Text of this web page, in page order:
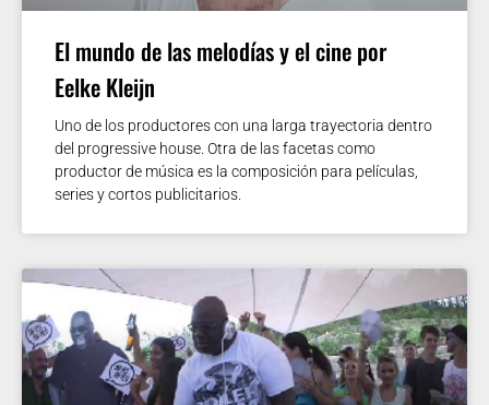
El mundo de las melodías y el cine por
Eelke Kleijn
Uno de los productores con una larga trayectoria dentro
del progressive house. Otra de las facetas como
productor de música es la composición para películas,
series y cortos publicitarios.